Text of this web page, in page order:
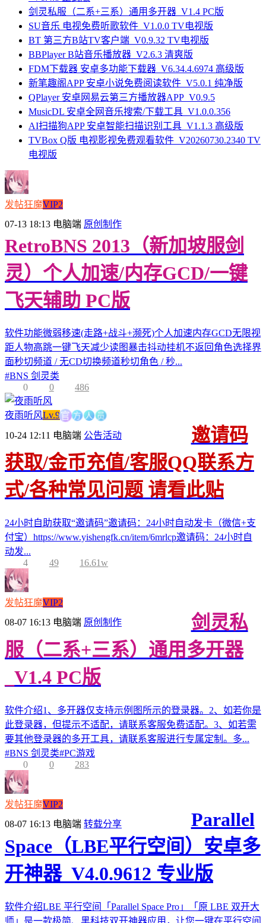
剑灵私服（二系+三系）通用多开器_V1.4 PC版
SU音乐 电视免费听歌软件_V1.0.0 TV电视版
BT 第三方B站TV客户端_V0.9.32 TV电视版
BBPlayer B站音乐播放器_V2.6.3 清爽版
FDM下载器 安卓多功能下载器_V6.34.4.6974 高级版
新笔趣阁APP 安卓小说免费阅读软件_V5.0.1 纯净版
QPlayer 安卓网易云第三方播放器APP_V0.9.5
MusicDL 安卓全网音乐搜索/下载工具_V1.0.0.356
AI扫描狗APP 安卓智能扫描识别工具_V1.1.3 高级版
TVBox Q版 电视影视免费观看软件_V20260730.2340 TV
电视版
发帖狂魔VIP2
07-13 18:13 电脑端 原创制作
RetroBNS 2013（新加坡服剑
灵）个人加速/内存GCD/一键
飞天辅助 PC版
软件功能微弱移速(走路+战斗+濒死)个人加速内存GCD无限视
距人物高跳一键飞天减少读图暴击抖动挂机不返回角色选择界
面秒切频道 / 无CD切换频道秒切角色 / 秒...
#BNS 剑灵类
0
0 486
夜雨听风Lv.9官方人员
10-24 12:11 电脑端 公告活动
邀请码
获取/金币充值/客服QQ联系方
式/各种常见问题 请看此贴
24小时自助获取“邀请码”邀请码：24小时自动发卡（微信+支
付宝）https://www.yishengfk.cn/item/6mrlcp邀请码：24小时自
动发...
4
49 16.61w
发帖狂魔VIP2
08-07 16:13 电脑端 原创制作
剑灵私
服（二系+三系）通用多开器
_V1.4 PC版
软件介绍1、多开器仅支持示例图所示的登录器。2、如若你是
此登录器，但提示不适配，请联系客服免费适配。3、如若需
要其他登录器的多开工具，请联系客服进行专属定制。多...
#BNS 剑灵类#PC游戏
0
0 283
发帖狂魔VIP2
08-07 16:13 电脑端 转载分享
Parallel
Space（LBE平行空间）安卓多
开神器_V4.0.9612 专业版
软件介绍LBE 平行空间「Parallel Space Pro」「原 LBE 双开大
师」是一款极简、黑科技双开神器应用，让您一键在平行空间